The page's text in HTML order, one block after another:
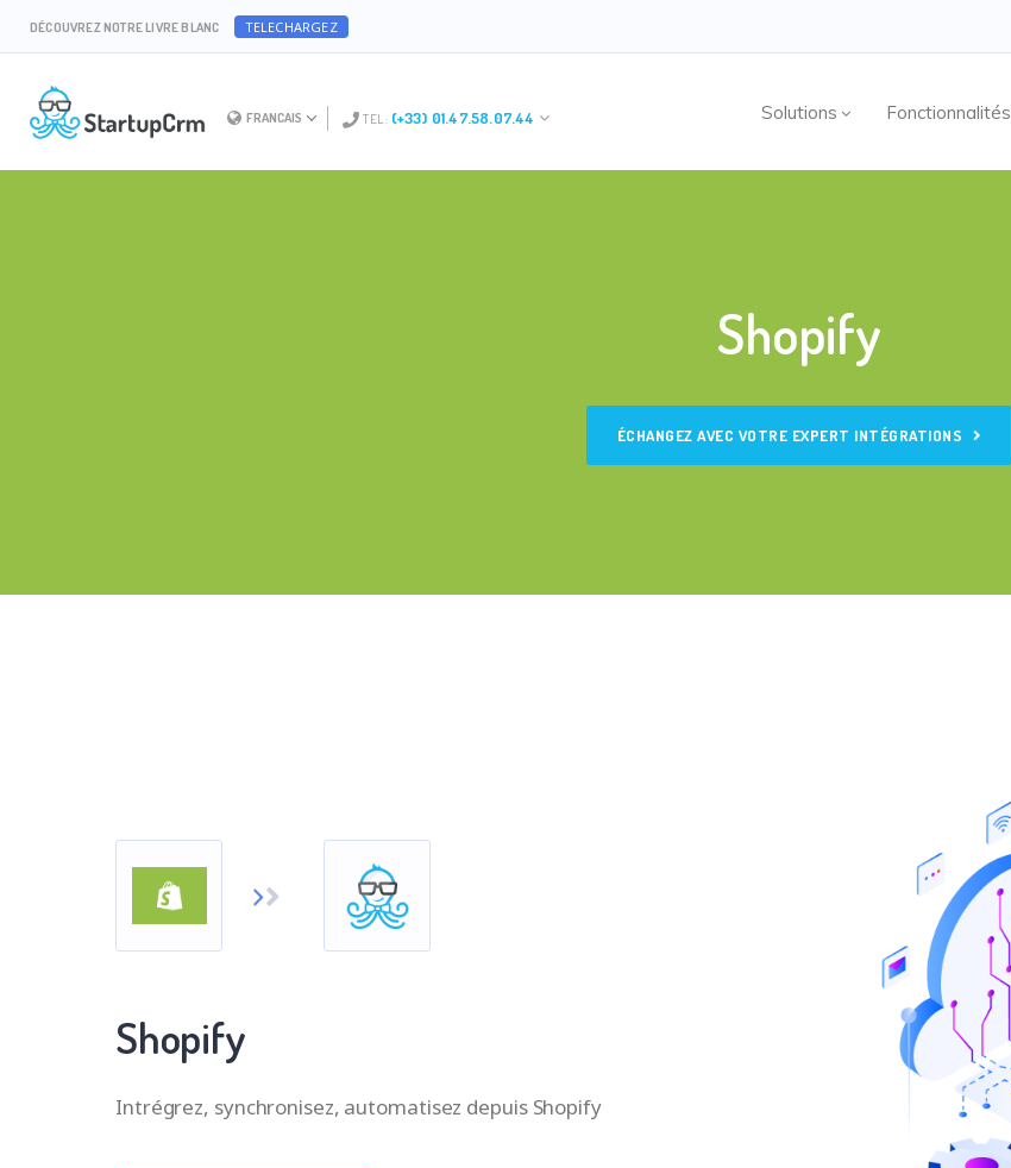
DÉCOUVREZ NOTRE LIVRE BLANC TELECHARGEZ
FRANCAIS TEL : (+33) 01.47.58.07.44 Solutions Fonctionnalités
Shopify
ÉCHANGEZ AVEC VOTRE EXPERT INTÉGRATIONS
Shopify
Intrégrez, synchronisez, automatisez depuis Shopify